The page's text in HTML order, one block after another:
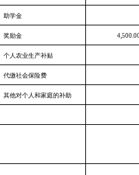
助学金
奖励金
个人农业生产补贴
代缴社会保险费
其他对个人和家庭的补助